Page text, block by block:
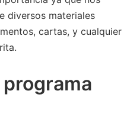
diversos materiales
cartas, y cualquier